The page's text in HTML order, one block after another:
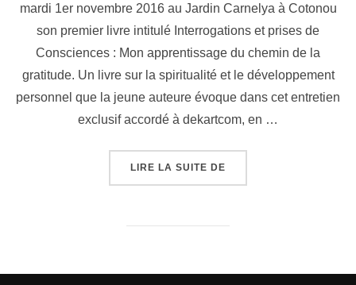
mardi 1er novembre 2016 au Jardin Carnelya à Cotonou
son premier livre intitulé Interrogations et prises de
Consciences : Mon apprentissage du chemin de la
gratitude. Un livre sur la spiritualité et le développement
personnel que la jeune auteure évoque dans cet entretien
exclusif accordé à dekartcom, en …
LIRE LA SUITE DE